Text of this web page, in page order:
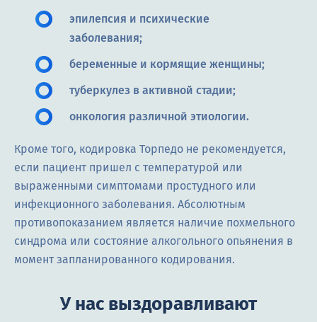
эпилепсия и психические
заболевания;
беременные и кормящие женщины;
туберкулез в активной стадии;
онкология различной этиологии.
Кроме того, кодировка Торпедо не рекомендуется,
если пациент пришел с температурой или
выраженными симптомами простудного или
инфекционного заболевания. Абсолютным
противопоказанием является наличие похмельного
синдрома или состояние алкогольного опьянения в
момент запланированного кодирования.
У нас выздоравливают